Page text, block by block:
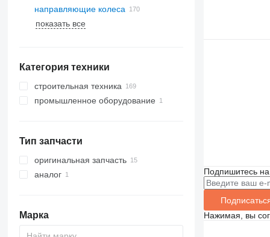
направляющие колеса
металлические гусеницы
резиновые гусеницы
показать все
Категория техники
строительная техника
экскаваторы
погрузчики гусеничные
другая спецтехника
промышленное оборудование
Тип запчасти
оригинальная запчасть
аналог
Марка
Подпишитесь
Нажимая, вы